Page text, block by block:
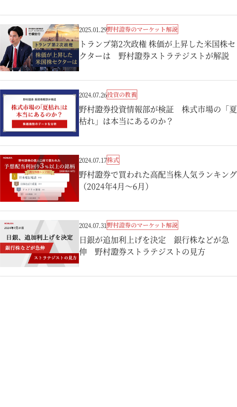
2025.01.29野村證券のマーケット解説
トランプ第2次政権 株価が上昇した米国株セ
クターは 野村證券ストラテジストが解説
2024.07.26投資の教養
野村證券投資情報部が検証 株式市場の「夏
枯れ」は本当にあるのか？
2024.07.17株式
野村證券で買われた高配当株人気ランキング
（2024年4月～6月）
2024.07.31野村證券のマーケット解説
日銀が追加利上げを決定 銀行株などが急
伸 野村證券ストラテジストの見方